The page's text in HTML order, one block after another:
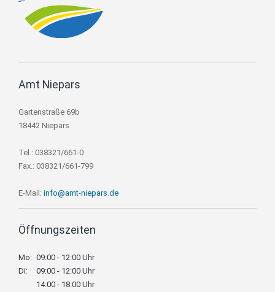
Amt Niepars
Gartenstraße 69b
18442 Niepars
Tel.: 038321/661-0
Fax.: 038321/661-799
E-Mail: info@amt-niepars.de
Öffnungszeiten
Mo: 09:00 - 12:00 Uhr
Di:
09:00 - 12:00 Uhr
14:00 - 18:00 Uhr